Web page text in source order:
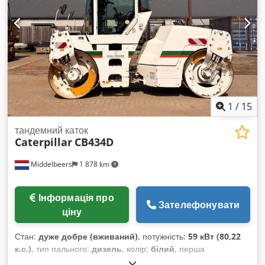
1 / 15
Middelbeers 1 878 km
тандемний каток
Caterpillar CB434D
ціну
Зателефонувати
Стан: дуже добре (вживаний), потужність: 59 кВт (80,22
к.с.), тип пального: дизель, колір: білий, перша
, Рік виготовлення: